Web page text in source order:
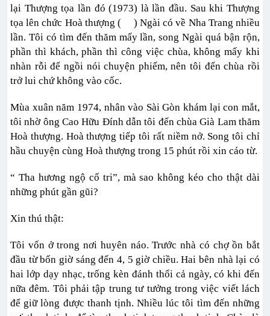
lại Thượng tọa lần đó (1973) là lần đầu. Sau khi Thượng
tọa lên chức Hoà thượng ( ) Ngài có về Nha Trang nhiều
lần. Tôi có tìm đến thăm mấy lần, song Ngài quá bận rộn,
phần thì khách, phần thì công việc chùa, không mấy khi
nhàn rỗi để ngồi nói chuyện phiếm, nên tôi đến chùa rồi
trở lui chứ không vào cốc.
Mùa xuân năm 1974, nhân vào Sài Gòn khám lại con mắt,
tôi nhờ ông Cao Hữu Đính dẫn tôi đến chùa Già Lam thăm
Hoà thượng. Hoà thượng tiếp tôi rất niềm nở. Song tôi chỉ
hầu chuyện cùng Hoà thượng trong 15 phút rồi xin cáo từ.
“ Tha hương ngộ cố tri”, mà sao không kéo cho thật dài
những phút gần gũi?
Xin thú thật:
Tôi vốn ở trong nơi huyên náo. Trước nhà có chợ ồn bắt
đầu từ bốn giờ sáng đến 4, 5 giờ chiều. Hai bên nhà lại có
hai lớp dạy nhạc, trống kèn đánh thổi cả ngày, có khi đến
nữa đêm. Tôi phải tập trung tư tưởng trong việc viết lách
để giữ lòng được thanh tịnh. Nhiều lúc tôi tìm đến những